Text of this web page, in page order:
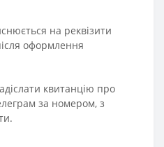
на реквізити
оформлення
квитанцію про
за номером, з